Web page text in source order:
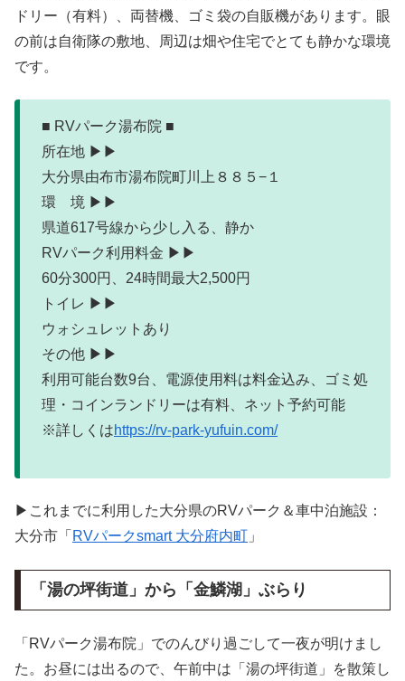
ドリー（有料）、両替機、ゴミ袋の自販機があります。眼
の前は自衛隊の敷地、周辺は畑や住宅でとても静かな環境
です。
■ RVパーク湯布院 ■
所在地 ▶▶
大分県由布市湯布院町川上８８５−１
環 境 ▶▶
県道617号線から少し入る、静か
RVパーク利用料金 ▶▶
60分300円、24時間最大2,500円
トイレ ▶▶
ウォシュレットあり
その他 ▶▶
利用可能台数9台、電源使用料は料金込み、ゴミ処
理・コインランドリーは有料、ネット予約可能
※詳しくはhttps://rv-park-yufuin.com/
▶これまでに利用した大分県のRVパーク＆車中泊施設：
大分市「 RVパークsmart 大分府内町 」
「湯の坪街道」から「金鱗湖」ぶらり
「RVパーク湯布院」でのんびり過ごして一夜が明けまし
た。お昼には出るので、午前中は「湯の坪街道」を散策し